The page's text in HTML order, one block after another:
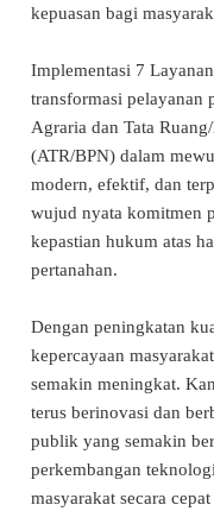
kepuasan bagi
Implementasi 7
transformasi
Agraria dan Tata
(ATR/BPN) dalam
modern, efektif, dan
wujud nyata komitmen
kepastian hukum atas
pertanahan.
Dengan peningkatan
kepercayaan
semakin meningkat.
terus berinovasi dan
publik yang semakin
perkembangan
masyarakat secara